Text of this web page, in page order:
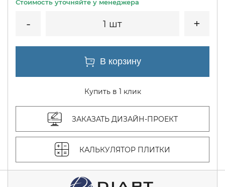
1 шт
Купить в 1 клик
ЗАКАЗАТЬ ДИЗАЙН-ПРОЕКТ
КАЛЬКУЛЯТОР ПЛИТКИ